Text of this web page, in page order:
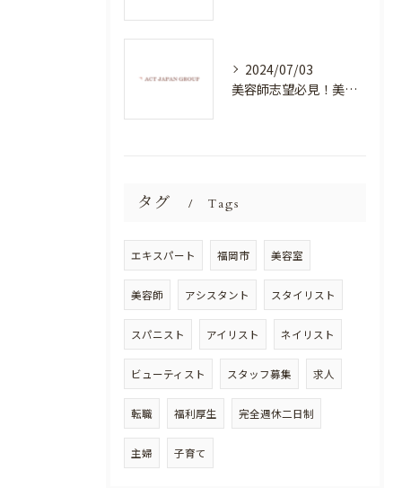
2024/07/03
美容師志望必見！美容室NEWSTANDARDで最高のスキルアップを目指そう！
タグ Tags
エキスパート 福岡市 美容室
美容師 アシスタント スタイリスト
スパニスト アイリスト ネイリスト
ビューティスト スタッフ募集 求人
転職 福利厚生 完全週休二日制
主婦 子育て